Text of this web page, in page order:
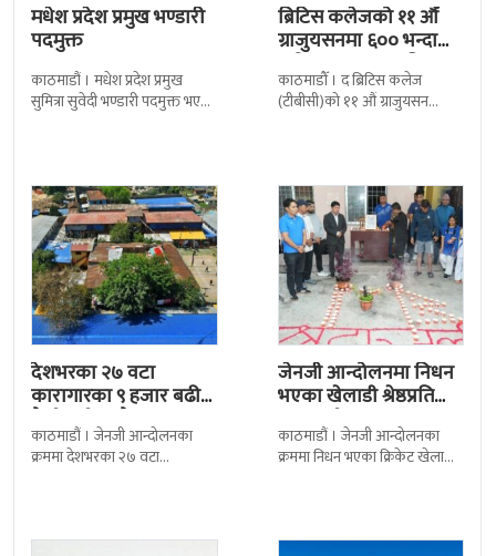
मधेश प्रदेश प्रमुख भण्डारी
पदमुक्त
काठमाडौं । मधेश प्रदेश प्रमुख
सुमित्रा सुवेदी भण्डारी पदमुक्त भएकी
ब्रिटिस कलेजको ११ औँ
ग्राजुयसनमा ६०० भन्दा
बढी ग्राजुयट सम्मानित
काठमाडौँ । द ब्रिटिस कलेज
(टीबीसी)को ११ औं ग्राजुयसन
देशभरका २७ वटा
कारागारका ९ हजार बढी
कैदीबन्दी अझै फरार
काठमाडौं । जेनजी आन्दोलनका
क्रममा देशभरका २७ वटा
जेनजी आन्दोलनमा निधन
भएका खेलाडी श्रेष्ठप्रति
श्रद्धाञ्जली
काठमाडौं । जेनजी आन्दोलनका
क्रममा निधन भएका क्रिकेट खेलाडी